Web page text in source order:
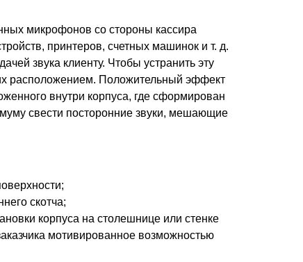
микрофонов со стороны кассира
принтеров, счетных машинок и т. д.
звука клиенту. Чтобы устранить эту
расположением. Положительный эффект
внутри корпуса, где сформирован
свести посторонние звуки, мешающие
скотча;
корпуса на столешнице или стенке
мотивированное возможностью